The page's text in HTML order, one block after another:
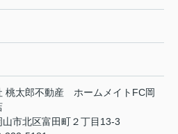
桃太郎不動産 ホームメイトFC岡
山市北区富田町２丁目13-3